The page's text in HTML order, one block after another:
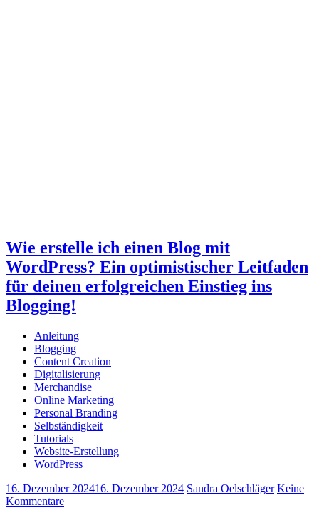
Wie erstelle ich einen Blog mit
WordPress? Ein optimistischer Leitfaden
für deinen erfolgreichen Einstieg ins
Blogging!
Anleitung
Blogging
Content Creation
Digitalisierung
Merchandise
Online Marketing
Personal Branding
Selbständigkeit
Tutorials
Website-Erstellung
WordPress
16. Dezember 202416. Dezember 2024 Sandra Oelschläger Keine
Kommentare